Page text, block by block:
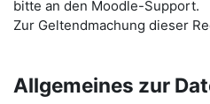
bitte an den Moodle-Support.
Zur Geltendmachung dieser
Allgemeines zur